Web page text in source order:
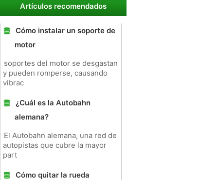
Artículos recomendados
Cómo instalar un soporte de
motor
soportes del motor se desgastan
y pueden romperse, causando
vibrac
¿Cuál es la Autobahn
alemana?
El Autobahn alemana, una red de
autopistas que cubre la mayor
part
Cómo quitar la rueda